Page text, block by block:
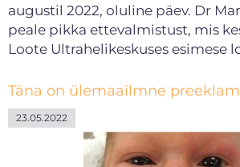
augustil 2022, oluline päev. Dr
peale pikka ettevalmistust, mis
Loote Ultrahelikeskuses esimese
Täna on ülemaailmne
23.05.2022